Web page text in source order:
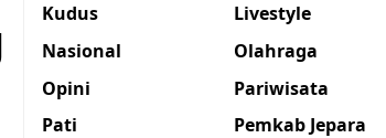
Kudus
Livestyle
Nasional
Olahraga
Opini
Pariwisata
Pati
Pemkab Jepara